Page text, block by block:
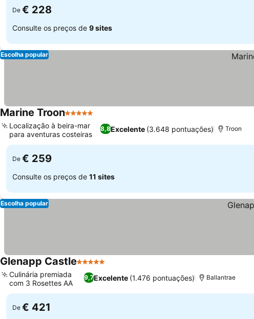
De € 228
Consulte os preços de 9 sites
Escolha popular
Marine Troon5 Estrelas
8,8Excelente (3.648 pontuações)
Localização à beira-mar
para aventuras costeiras
Troon
De € 259
Consulte os preços de 11 sites
Escolha popular
Glenapp Castle5 Estrelas
9,7Excelente (1.476 pontuações)
Culinária premiada
com 3 Rosettes AA
Ballantrae
De € 421